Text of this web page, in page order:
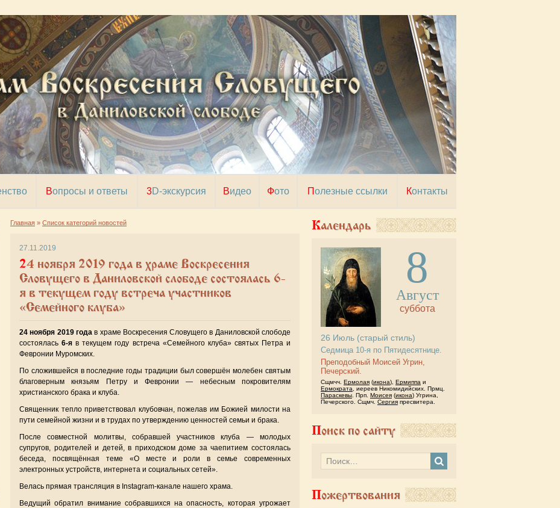
Вопросы и ответы 3D-экскурсия Видео Фото Полезные ссылки Контакты
Главная » Список категорий новостей
27.11.2019
24 ноября 2019 года в храме Воскресения
Словущего в Даниловской слободе состоялась 6-
я в текущем году встреча участников
«Семейного клуба»
24 ноября 2019 годав храме Воскресения Словущего в Даниловской слободе
состоялась6-я в текущем году встреча «Семейного клуба» святых Петра и
Февронии Муромских.
По сложившейся в последние годы традиции был совершён молебен святым
благоверным князьям Петру и Февронии — небесным покровителям
христианского брака и клуба.
Священник тепло приветствовал клубовчан, пожелав им Божией милости на
пути семейной жизни и в трудах по утверждению ценностей семьи и брака.
После совместной молитвы, собравшей участников клуба — молодых
супругов, родителей и детей, в приходском доме за чаепитием состоялась
беседа, посвящённая теме «О месте и роли в семье современных
электронных устройств, интернета и социальных сетей».
Велась прямая трансляция в Instagram-канале нашего храма.
Ведущий обратил внимание собравшихся на опасность, которая угрожает
Календарь
8
Август
суббота
26 Июль (старый стиль)
Седмица 10-я по Пятидесятнице.
Преподобный Моисей Угрин,
Печерский.
Сщмчч. Ермолая (икона), Ермиппа и
Ермократа, иереев Никомидийских. Прмц.
Параскевы. Прп. Моисея (икона) Угрина,
Печерского. Сщмч. Сергия пресвитера.
Поиск по сайту
Пожертвования